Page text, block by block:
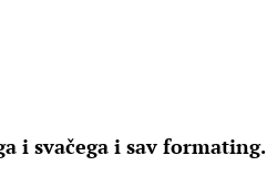
i svačega i sav formating.